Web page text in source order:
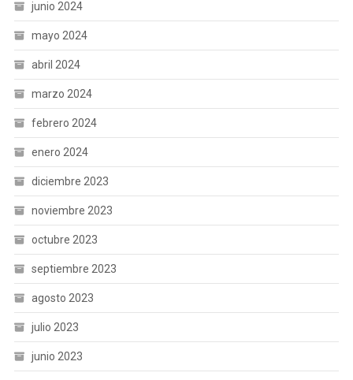
junio 2024
mayo 2024
abril 2024
marzo 2024
febrero 2024
enero 2024
diciembre 2023
noviembre 2023
octubre 2023
septiembre 2023
agosto 2023
julio 2023
junio 2023